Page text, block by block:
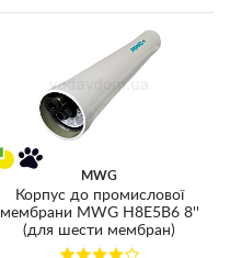
MWG
Корпус до промислової
мембрани MWG H8E5B6 8''
(для шести мембран)